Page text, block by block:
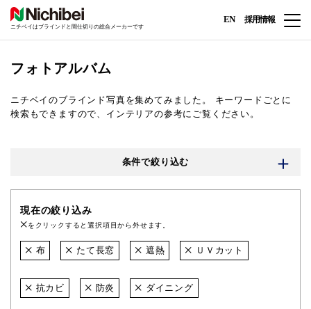
ニチベイはブラインドと間仕切りの総合メーカーです
EN 採用情報
フォトアルバム
ニチベイのブラインド写真を集めてみました。
キーワードごとに
検索もできますので、インテリアの参考にご覧ください。
条件で絞り込む
現在の絞り込み
をクリックすると選択項目から外せます。
布 たて長窓 遮熱 ＵＶカット
抗カビ 防炎 ダイニング